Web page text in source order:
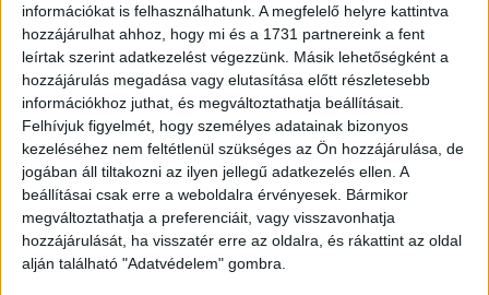
információkat is felhasználhatunk. A megfelelő helyre kattintva
hozzájárulhat ahhoz, hogy mi és a 1731 partnereink a fent
leírtak szerint adatkezelést végezzünk. Másik lehetőségként a
hozzájárulás megadása vagy elutasítása előtt részletesebb
információkhoz juthat, és megváltoztathatja beállításait.
Felhívjuk figyelmét, hogy személyes adatainak bizonyos
kezeléséhez nem feltétlenül szükséges az Ön hozzájárulása, de
jogában áll tiltakozni az ilyen jellegű adatkezelés ellen. A
beállításai csak erre a weboldalra érvényesek. Bármikor
megváltoztathatja a preferenciáit, vagy visszavonhatja
hozzájárulását, ha visszatér erre az oldalra, és rákattint az oldal
alján található "Adatvédelem" gombra.